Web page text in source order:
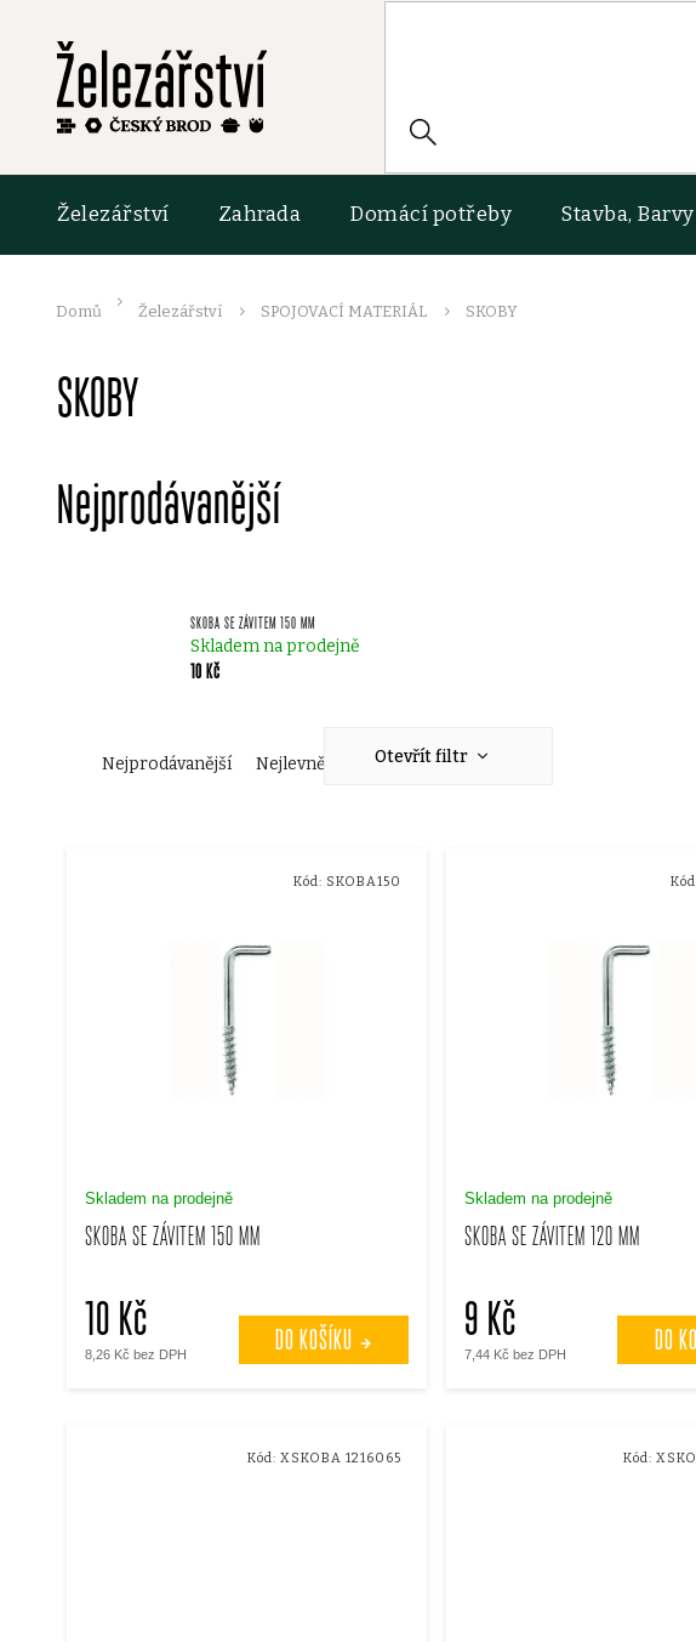
HLEDAT
Železářství Zahrada Domácí potřeby Stavba, Barvy
Domů Železářství SPOJOVACÍ MATERIÁL SKOBY
SKOBY
Nejprodávanější
SKOBA SE ZÁVITEM 150 MM
Skladem na prodejně
10 Kč
Ř
r
o
d
u
Nejprodávanější Nejlevnější Nejdražší Abecedně
Otevřít filtr
SKOBA SE ZÁVITEM 150 MM
Skladem na prodejně
8,26 Kč bez DPH
10 Kč DO KOŠÍKU
Kód: SKOBA150
SKOBA SE ZÁVITEM 120 MM
Skladem na prodejně
7,44 Kč bez DPH
9 Kč DO
Kód: XSKOBA 1216065 Kód: